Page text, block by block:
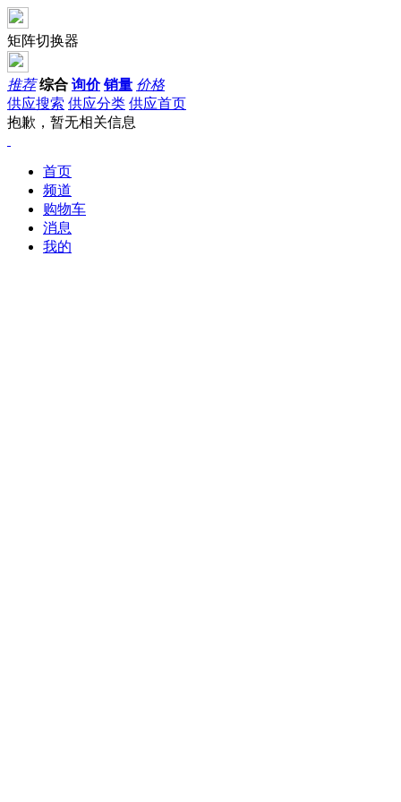
矩阵切换器
推荐 综合 询价 销量 价格
供应搜索 供应分类 供应首页
抱歉，暂无相关信息
首页
频道
购物车
消息
我的